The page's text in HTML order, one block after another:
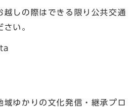
しの際はできる限り公共交通
い。
ゆかりの文化発信・継承プロ